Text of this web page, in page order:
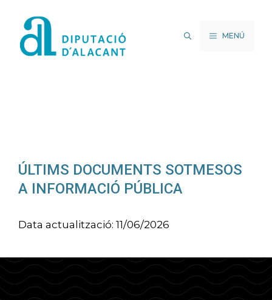
MENÚ
ÚLTIMS DOCUMENTS SOTMESOS
A INFORMACIÓ PÚBLICA
Data actualització: 11/06/2026